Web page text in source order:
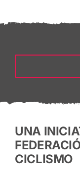
UNA
CICLISMO